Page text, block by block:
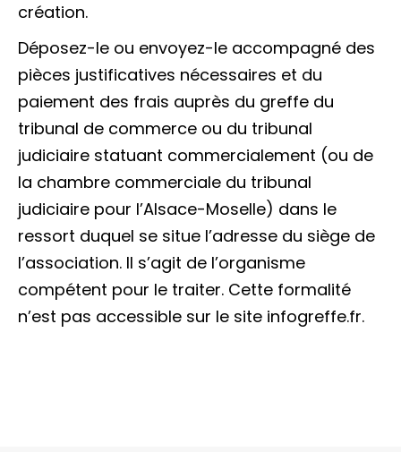
création.
Déposez-le ou envoyez-le accompagné des
pièces justificatives nécessaires et du
paiement des frais auprès du greffe du
tribunal de commerce ou du tribunal
judiciaire statuant commercialement (ou de
la chambre commerciale du tribunal
judiciaire pour l’Alsace-Moselle) dans le
ressort duquel se situe l’adresse du siège de
l’association. Il s’agit de l’organisme
compétent pour le traiter. Cette formalité
n’est pas accessible sur le site infogreffe.fr.